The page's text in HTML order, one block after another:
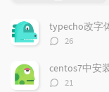
章
typecho改字
评
数：
26
centos7中安
评
21